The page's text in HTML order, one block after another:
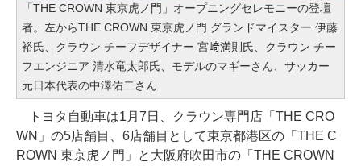
「THE CROWN 東京虎ノ門」オープニングセレモニーの登壇
者。左からTHE CROWN 東京虎ノ門 グランドマイスター 伊藤
裕氏、クラウン チーフデザイナー 宮﨑満則氏、クラウン チー
フエンジニア 清水竜太郎氏、モデルのマギーさん、サッカー
元日本代表の中澤佑二さん
トヨタ自動車は1月7日、クラウン専門店「THE CRO
WN」の5店舗目、6店舗目として東京都港区の「THE C
ROWN 東京虎ノ門」と大阪府吹田市の「THE CROWN